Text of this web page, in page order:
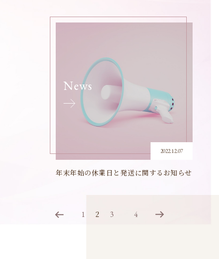
News
2022.12.07
年末年始の休業日と発送に関するお知らせ
1 2 3 4